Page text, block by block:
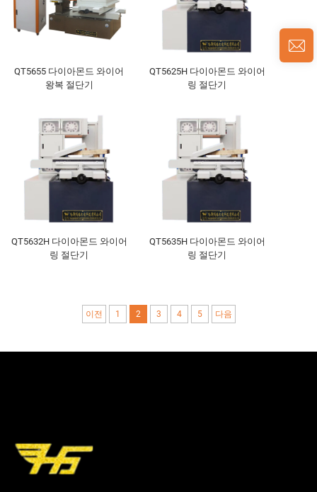
QT5655 다이아몬드 와이어
왕복 절단기
QT5625H 다이아몬드 와이어
링 절단기
QT5632H 다이아몬드 와이어
링 절단기
QT5635H 다이아몬드 와이어
링 절단기
이전 1 2 3 4 5 다음